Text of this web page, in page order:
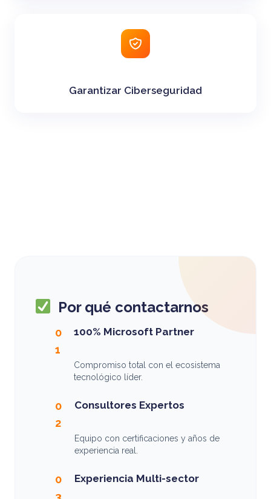
Garantizar Ciberseguridad
Por qué contactarnos
0
1
100% Microsoft Partner
Compromiso total con el ecosistema
tecnológico líder.
0
2
Consultores Expertos
Equipo con certificaciones y años de
experiencia real.
0
3
Experiencia Multi-sector